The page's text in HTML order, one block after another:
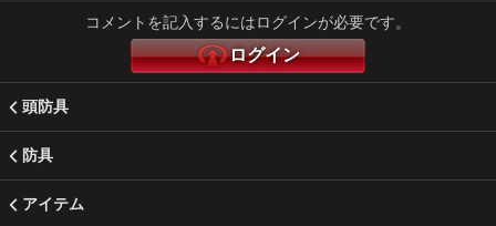
コメントを記入するにはログインが必要です。
ログイン
頭防具
防具
アイテム